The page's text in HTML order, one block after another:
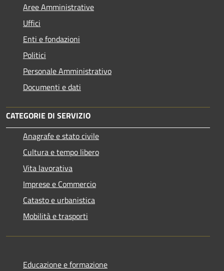
Aree Amministrative
Uffici
Enti e fondazioni
Politici
Personale Amministrativo
Documenti e dati
CATEGORIE DI SERVIZIO
Anagrafe e stato civile
Cultura e tempo libero
Vita lavorativa
Imprese e Commercio
Catasto e urbanistica
Mobilità e trasporti
Educazione e formazione